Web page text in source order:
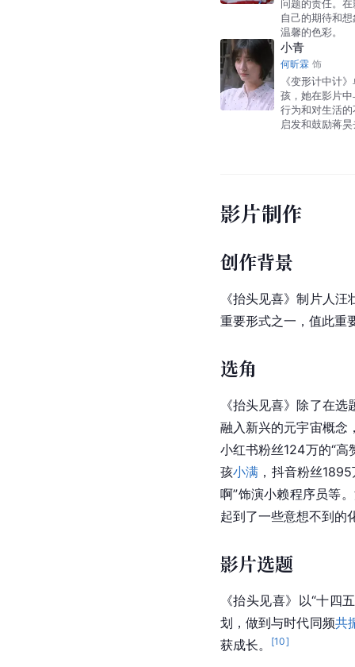
问题的责任。
自己的期待和
温馨的色彩。
小青
何昕霖 饰
《变形计中计
孩，她在影片
行为和对生活
启发和鼓励蒋
影片制作
创作背景
《抬头见喜》制片人 汪
重要形式之一，值此重
选角
《抬头见喜》除了在
融入新兴的元宇宙概念
小红书粉丝124万的“高
孩小满 ，抖音粉丝1895
啊”饰演小赖程序员等。
起到了一些意想不到的
影片选题
《抬头见喜》以“十四
划，做到与时代同频共
获成长。
[10]